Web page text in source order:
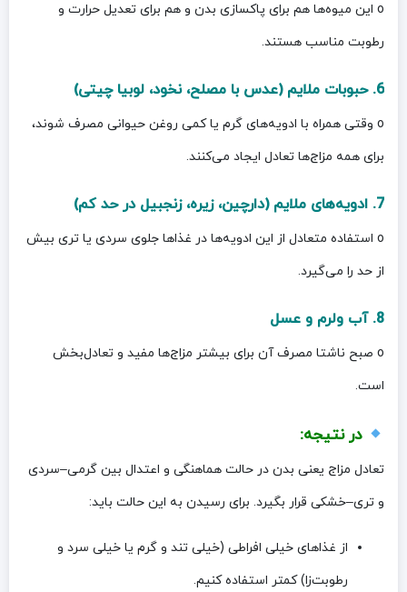
o این میوه‌ها هم برای پاکسازی بدن و هم برای تعدیل حرارت و
رطوبت مناسب هستند.
6. حبوبات ملایم (عدس با مصلح، نخود، لوبیا چیتی)
o وقتی همراه با ادویه‌های گرم یا کمی روغن حیوانی مصرف شوند،
برای همه مزاج‌ها تعادل ایجاد می‌کنند.
7. ادویه‌های ملایم (دارچین، زیره، زنجبیل در حد کم)
o استفاده متعادل از این ادویه‌ها در غذاها جلوی سردی یا تری بیش
از حد را می‌گیرد.
8. آب ولرم و عسل
o صبح ناشتا مصرف آن برای بیشتر مزاج‌ها مفید و تعادل‌بخش
است.
در نتیجه:
تعادل مزاج یعنی بدن در حالت هماهنگی و اعتدال بین گرمی–سردی
و تری–خشکی قرار بگیرد. برای رسیدن به این حالت باید:
از غذاهای خیلی افراطی (خیلی تند و گرم یا خیلی سرد و
رطوبت‌زا) کمتر استفاده کنیم.